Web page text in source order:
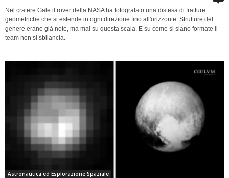
Nel cratere Gale il rover della NASA ha fotografato una distesa di fratture
geometriche che si estende in ogni direzione fino all'orizzonte. Strutture del
genere erano già note, ma mai su questa scala. E su come si siano formate il
team non si sbilancia.
Astronautica ed Esplorazione Spaziale